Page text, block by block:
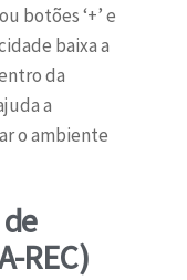
botões ‘+’ e
baixa a
da
a
o ambiente
REC)